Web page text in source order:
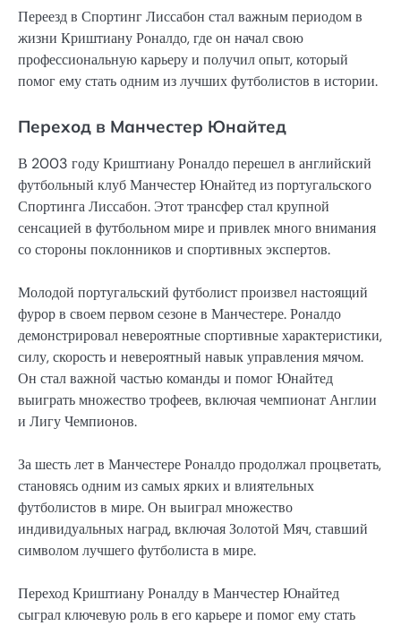
Переезд в Спортинг Лиссабон стал важным периодом в
жизни Криштиану Роналдо, где он начал свою
профессиональную карьеру и получил опыт, который
помог ему стать одним из лучших футболистов в истории.
Переход в Манчестер Юнайтед
В 2003 году Криштиану Роналдо перешел в английский
футбольный клуб Манчестер Юнайтед из португальского
Спортинга Лиссабон. Этот трансфер стал крупной
сенсацией в футбольном мире и привлек много внимания
со стороны поклонников и спортивных экспертов.
Молодой португальский футболист произвел настоящий
фурор в своем первом сезоне в Манчестере. Роналдо
демонстрировал невероятные спортивные характеристики,
силу, скорость и невероятный навык управления мячом.
Он стал важной частью команды и помог Юнайтед
выиграть множество трофеев, включая чемпионат Англии
и Лигу Чемпионов.
За шесть лет в Манчестере Роналдо продолжал процветать,
становясь одним из самых ярких и влиятельных
футболистов в мире. Он выиграл множество
индивидуальных наград, включая Золотой Мяч, ставший
символом лучшего футболиста в мире.
Переход Криштиану Роналду в Манчестер Юнайтед
сыграл ключевую роль в его карьере и помог ему стать